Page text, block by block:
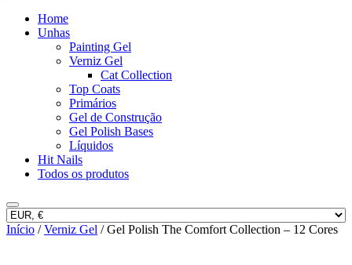
Home
Unhas
Painting Gel
Verniz Gel
Cat Collection
Top Coats
Primários
Gel de Construção
Gel Polish Bases
Líquidos
Hit Nails
Todos os produtos
Início /Verniz Gel / Gel Polish The Comfort Collection – 12 Cores